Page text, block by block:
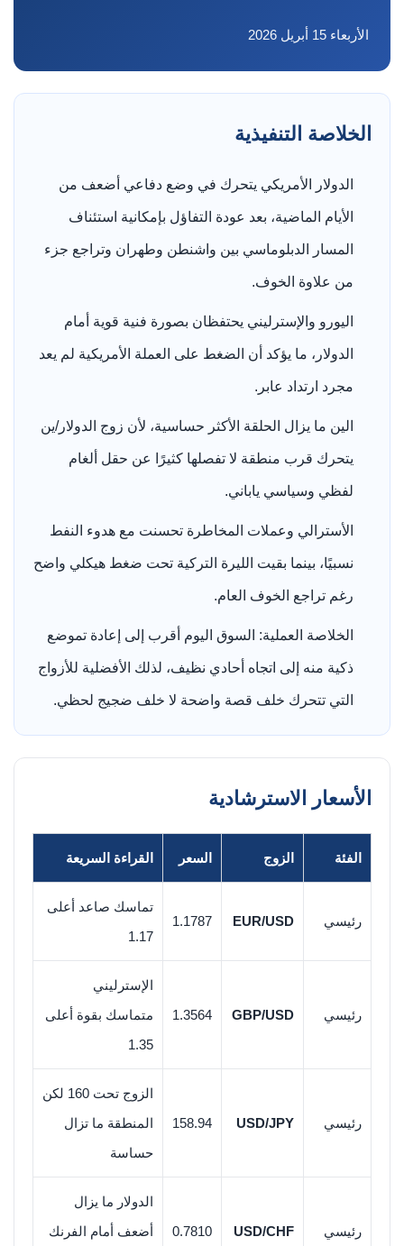
الأربعاء 15 أبريل 2026
الخلاصة التنفيذية
الدولار الأمريكي يتحرك في وضع دفاعي أضعف من
الأيام الماضية، بعد عودة التفاؤل بإمكانية استئناف
المسار الدبلوماسي بين واشنطن وطهران وتراجع جزء
من علاوة الخوف.
اليورو والإسترليني يحتفظان بصورة فنية قوية أمام
الدولار، ما يؤكد أن الضغط على العملة الأمريكية لم يعد
مجرد ارتداد عابر.
الين ما يزال الحلقة الأكثر حساسية، لأن زوج الدولار/ين
يتحرك قرب منطقة لا تفصلها كثيرًا عن حقل ألغام
لفظي وسياسي ياباني.
الأسترالي وعملات المخاطرة تحسنت مع هدوء النفط
نسبيًا، بينما بقيت الليرة التركية تحت ضغط هيكلي واضح
رغم تراجع الخوف العام.
الخلاصة العملية: السوق اليوم أقرب إلى إعادة تموضع
ذكية منه إلى اتجاه أحادي نظيف، لذلك الأفضلية للأزواج
التي تتحرك خلف قصة واضحة لا خلف ضجيج لحظي.
الأسعار الاسترشادية
الفئة الزوج السعر القراءة السريعة
رئيسي EUR/USD
1.1787
تماسك صاعد أعلى
1.17
رئيسي GBP/USD
1.3564
الإسترليني
متماسك بقوة أعلى
1.35
رئيسي USD/JPY
158.94
الزوج تحت 160 لكن
المنطقة ما تزال
حساسة
رئيسي USD/CHF
0.7810
الدولار ما يزال
أضعف أمام الفرنك